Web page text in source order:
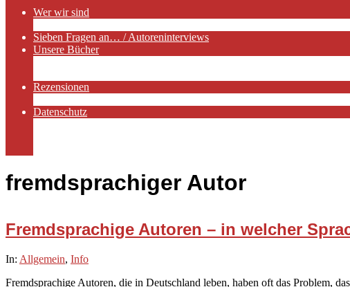
Menu
Wer wir sind
Sieben Fragen an… / Autoreninterviews
Unsere Bücher
Rezensionen
Datenschutz
fremdsprachiger Autor
Fremdsprachige Autoren – in welcher
2019-
20
In: Allgemein, Info
Fremdsprachige Autoren, die in Deutschland leben, haben oft das Problem,